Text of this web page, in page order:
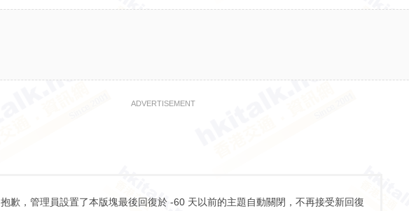
ADVERTISEMENT
抱歉，管理員設置了本版塊最後回復於 -60 天以前的主題自動關閉，不再接受新回復